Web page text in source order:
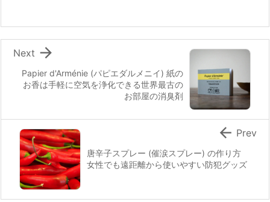
Papier d'Arménie (パピエダルメニイ) 紙の
お香は手軽に空気を浄化できる世界最古の
お部屋の消臭剤

Next
唐辛子スプレー (催涙スプレー) の作り方
女性でも遠距離から使いやすい防犯グッズ
 Prev